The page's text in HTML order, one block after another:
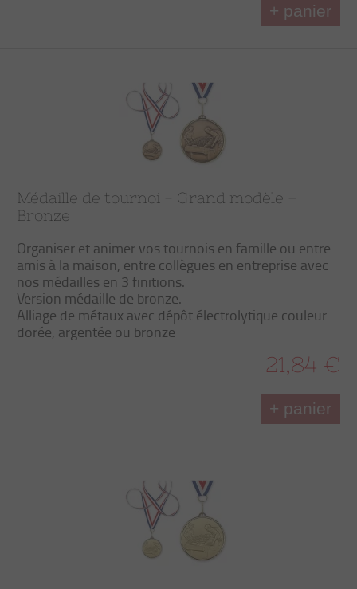
+ panier
Médaille de tournoi - Grand modèle –
Bronze
Organiser et animer vos tournois en famille ou entre
amis à la maison, entre collègues en entreprise avec
nos médailles en 3 finitions.
Version médaille de bronze.
Alliage de métaux avec dépôt électrolytique couleur
dorée, argentée ou bronze
21,84 €
+ panier